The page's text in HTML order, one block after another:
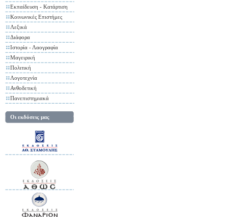
Εκπαίδευση - Κατάρτιση
Κοινωνικές Επιστήμες
Λεξικά
Διάφορα
Ιστορία - Λαογραφία
Μαγειρική
Πολιτική
Λογοτεχνία
Ανθοδετική
Πανεπιστημιακά
Οι εκδόσεις μας